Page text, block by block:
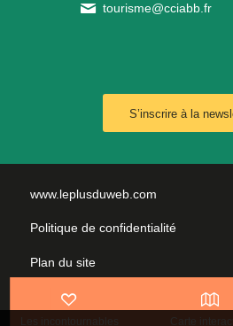
Les incontournables Carte
tourisme@cciabb.fr
S’inscrire à la
www.leplusduweb.com
Politique de confidentialité
Plan du site
Mentions légales